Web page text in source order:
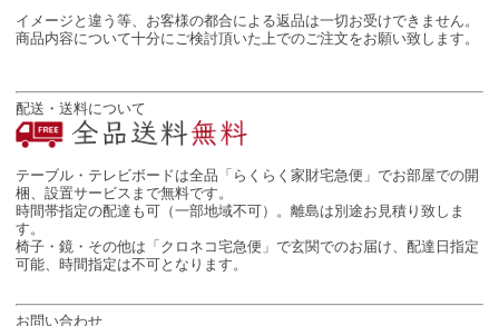
イメージと違う等、お客様の都合による返品は一切お受けできません。
商品内容について十分にご検討頂いた上でのご注文をお願い致します。
配送・送料について
テーブル・テレビボードは全品「らくらく家財宅急便」でお部屋での開
梱、設置サービスまで無料です。
時間帯指定の配達も可（一部地域不可）。離島は別途お見積り致しま
す。
椅子・鏡・その他は「クロネコ宅急便」で玄関でのお届け、配達日指定
可能、時間指定は不可となります。
お問い合わせ